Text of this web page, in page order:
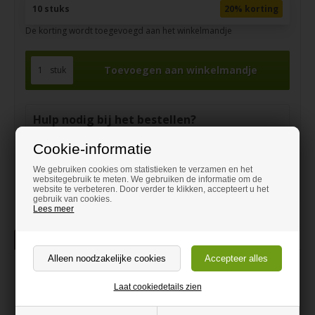
Cookie-informatie
We gebruiken cookies om statistieken te verzamen en het
websitegebruik te meten. We gebruiken de informatie om de
website te verbeteren. Door verder te klikken, accepteert u het
gebruik van cookies.
Lees meer
Laat cookiedetails zien
10 stuks
20% korting
De korting wordt toegevoegd aan het winkelmandje
stuk
Hulp nodig bij het bestellen?
+31 970 1020 5020
contact@dehout-winkel.nl
Multiplex Berken